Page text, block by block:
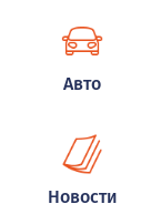
Авто
Новости